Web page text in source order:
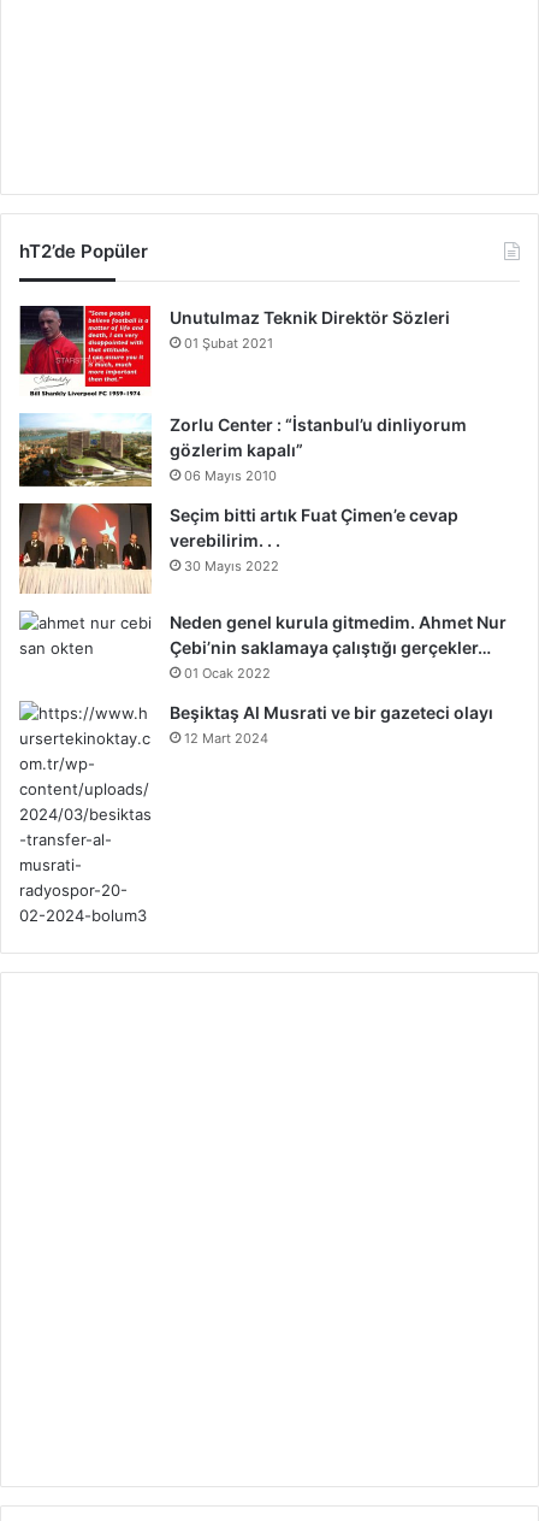
hT2’de Popüler
Unutulmaz Teknik Direktör Sözleri
01 Şubat 2021
Zorlu Center : “İstanbul’u dinliyorum
gözlerim kapalı”
06 Mayıs 2010
Seçim bitti artık Fuat Çimen’e cevap
verebilirim. . .
30 Mayıs 2022
Neden genel kurula gitmedim. Ahmet Nur
Çebi’nin saklamaya çalıştığı gerçekler…
01 Ocak 2022
Beşiktaş Al Musrati ve bir gazeteci olayı
12 Mart 2024